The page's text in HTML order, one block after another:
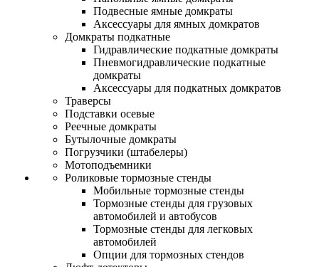
Подвесные ямные домкраты
Аксессуары для ямных домкратов
Домкраты подкатные
Гидравлические подкатные домкраты
Пневмогидравлические подкатные
домкраты
Аксессуары для подкатных домкратов
Траверсы
Подставки осевые
Реечные домкраты
Бутылочные домкраты
Погрузчики (штабелеры)
Мотоподъемники
Роликовые тормозные стенды
Мобильные тормозные стенды
Тормозные стенды для грузовых
автомобилей и автобусов
Тормозные стенды для легковых
автомобилей
Опции для тормозных стендов